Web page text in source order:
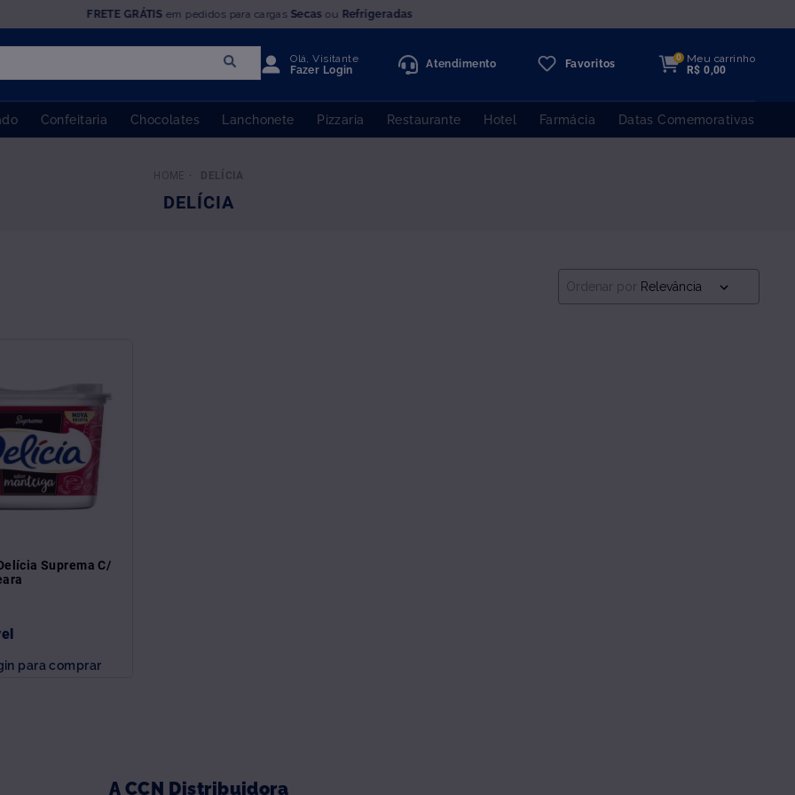
FRETE GRÁTISem pedidos para cargas Secas ou Refrigeradas
Olá, Visitante
Fazer Login
Atendimento Favoritos
0
Meu carrinho
R$ 0,00
Confeitaria Chocolates Lanchonete Pizzaria Restaurante Hotel Farmácia Datas Comemorativas
DELÍCIA
DELÍCIA
Ordenar por Relevância
Suprema C/
para comprar
A CCN Distribuidora